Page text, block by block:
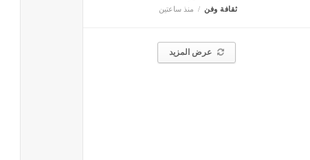
ثقافة وفن منذ ساعتين
عرض المزيد